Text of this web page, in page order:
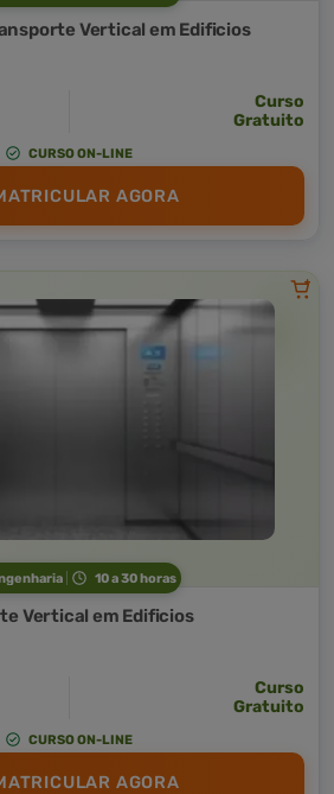
Vertical em Edificios
Curso
Gratuito
CURSO ON-LINE
AGORA
10 a 30 horas
Vertical em Edificios
Curso
Gratuito
CURSO ON-LINE
AGORA